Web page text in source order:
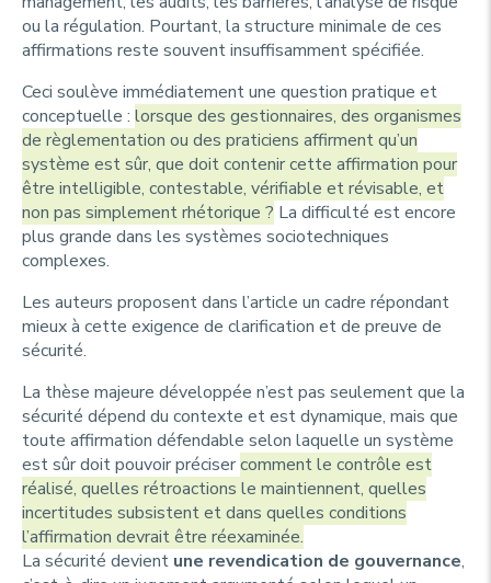
ou la régulation. Pourtant, la structure minimale de ces
affirmations reste souvent insuffisamment spécifiée.
Ceci soulève immédiatement une question pratique et
conceptuelle : lorsque des gestionnaires, des organismes
de règlementation ou des praticiens affirment qu’un
système est sûr, que doit contenir cette affirmation pour
être intelligible, contestable, vérifiable et révisable, et
non pas simplement rhétorique ? La difficulté est encore
plus grande dans les systèmes sociotechniques
complexes.
Les auteurs proposent dans l’article un cadre répondant
mieux à cette exigence de clarification et de preuve de
sécurité.
La thèse majeure développée n’est pas seulement que la
sécurité dépend du contexte et est dynamique, mais que
toute affirmation défendable selon laquelle un système
est sûr doit pouvoir précisercomment le contrôle est
réalisé, quelles rétroactions le maintiennent, quelles
incertitudes subsistent et dans quelles conditions
l’affirmation devrait être réexaminée.
La sécurité devient une revendication de gouvernance,